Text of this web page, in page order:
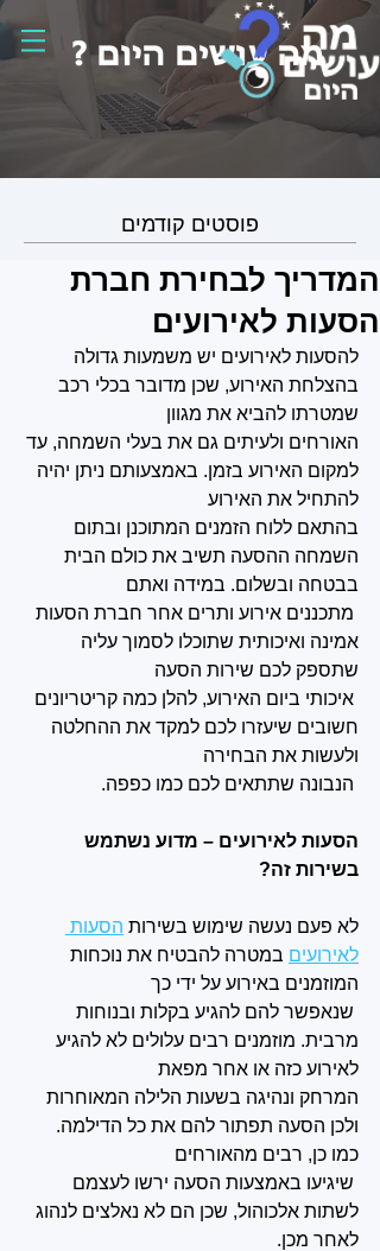
פוסטים קודמים
המדריך לבחירת חברת
הסעות לאירועים
להסעות לאירועים יש משמעות גדולה
בהצלחת האירוע, שכן מדובר בכלי רכב
שמטרתו להביא את מגוון
האורחים ולעיתים גם את בעלי השמחה, עד
למקום האירוע בזמן. באמצעותם ניתן יהיה
להתחיל את האירוע
בהתאם ללוח הזמנים המתוכנן ובתום
השמחה ההסעה תשיב את כולם הבית
בבטחה ובשלום. במידה ואתם
מתכננים אירוע ותרים אחר חברת הסעות
אמינה ואיכותית שתוכלו לסמוך עליה
שתספק לכם שירות הסעה
איכותי ביום האירוע, להלן כמה קריטריונים
חשובים שיעזרו לכם למקד את ההחלטה
ולעשות את הבחירה
הסעות לאירועים – מדוע נשתמש
בשירות זה?
לא פעם נעשה שימוש בשירות הסעות
לאירועים במטרה להבטיח את נוכחות
המוזמנים באירוע על ידי כך
שנאפשר להם להגיע בקלות ובנוחות
מרבית. מוזמנים רבים עלולים לא להגיע
לאירוע כזה או אחר מפאת
המרחק ונהיגה בשעות הלילה המאוחרות
ולכן הסעה תפתור להם את כל הדילמה.
כמו כן, רבים מהאורחים
שיגיעו באמצעות הסעה ירשו לעצמם
לשתות אלכוהול, שכן הם לא נאלצים לנהוג
לאחר מכן.